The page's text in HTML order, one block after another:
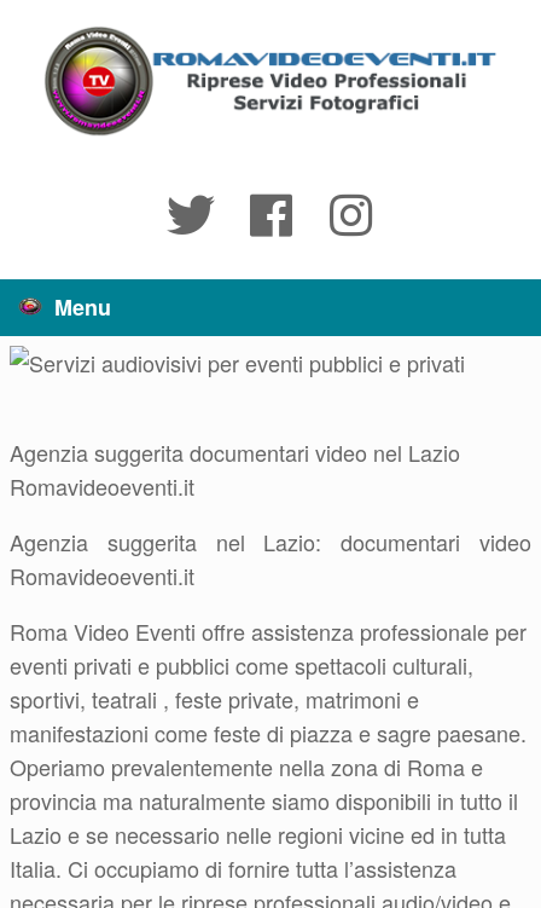
contenuto
Menu
Agenzia suggerita documentari video nel Lazio
Romavideoeventi.it
Agenzia suggerita nel Lazio: documentari video
Romavideoeventi.it
Roma Video Eventi offre assistenza professionale per
eventi privati e pubblici come spettacoli culturali,
sportivi, teatrali , feste private, matrimoni e
manifestazioni come feste di piazza e sagre paesane.
Operiamo prevalentemente nella zona di Roma e
provincia ma naturalmente siamo disponibili in tutto il
Lazio e se necessario nelle regioni vicine ed in tutta
Italia. Ci occupiamo di fornire tutta l’assistenza